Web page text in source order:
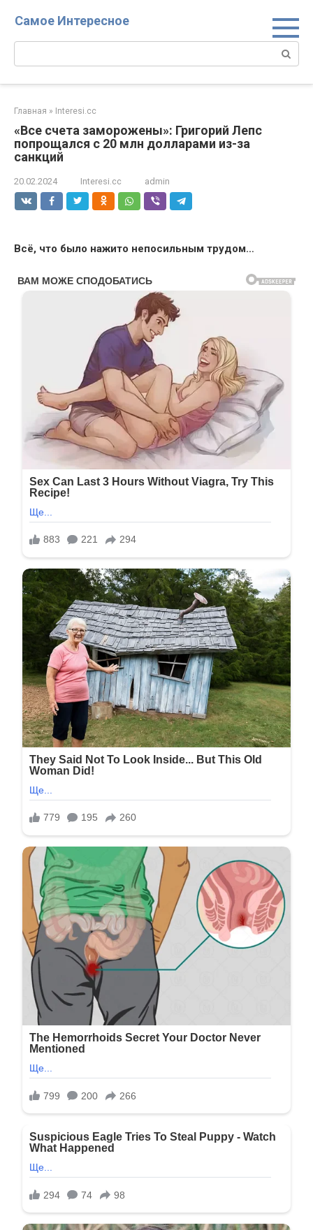
Самое Интересное
Поиск:
Главная » Interesi.cc
«Все счета заморожены»: Григорий Лепс
попрощался с 20 млн долларами из-за
санкций
20.02.2024 Interesi.cc admin
Всё, что было нажито непосильным трудом…